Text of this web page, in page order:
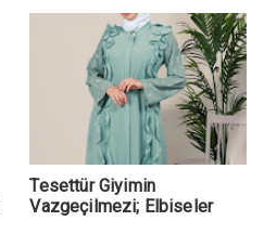
Tesettür Giyimin
Vazgeçilmezi; Elbiseler